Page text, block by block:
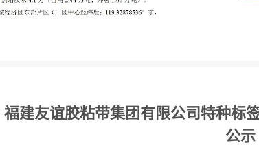
福建友谊胶粘带集团有限公司特种标
公示